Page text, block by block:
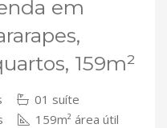
em
159m²
01 suíte
159m² área útil